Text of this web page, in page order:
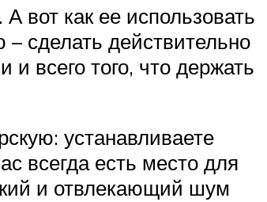
вот как ее использовать
сделать действительно
всего того, что держать
устанавливаете
всегда есть место для
и отвлекающий шум